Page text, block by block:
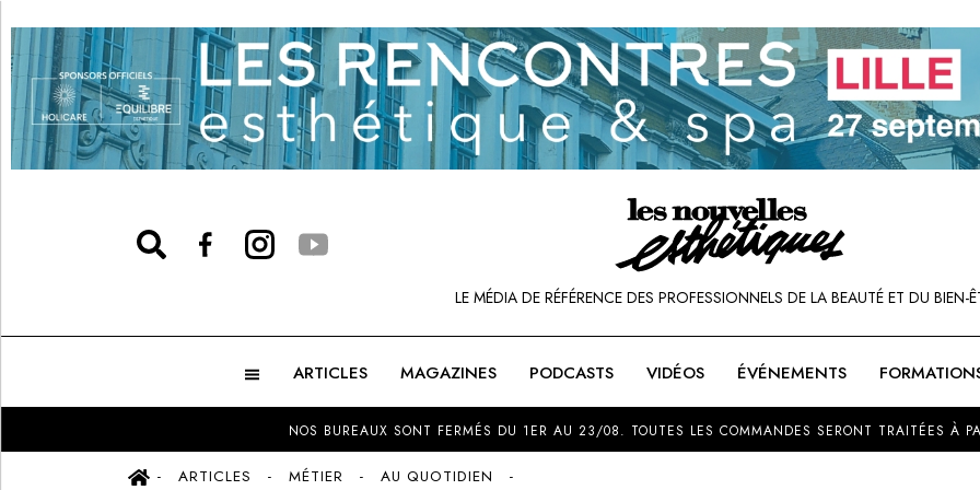
LE MÉDIA DE RÉFÉRENCE DES PROFESSIONNELS DE LA BEAUTÉ ET DU BIEN-
ARTICLES MAGAZINES PODCASTS VIDÉOS ÉVÉNEMENTS
NOS BUREAUX SONT FERMÉS DU 1ER AU 23/08. TOUTES LES COMMANDES SERONT TRAITÉES À
ARTICLES MÉTIER
AU QUOTIDIEN